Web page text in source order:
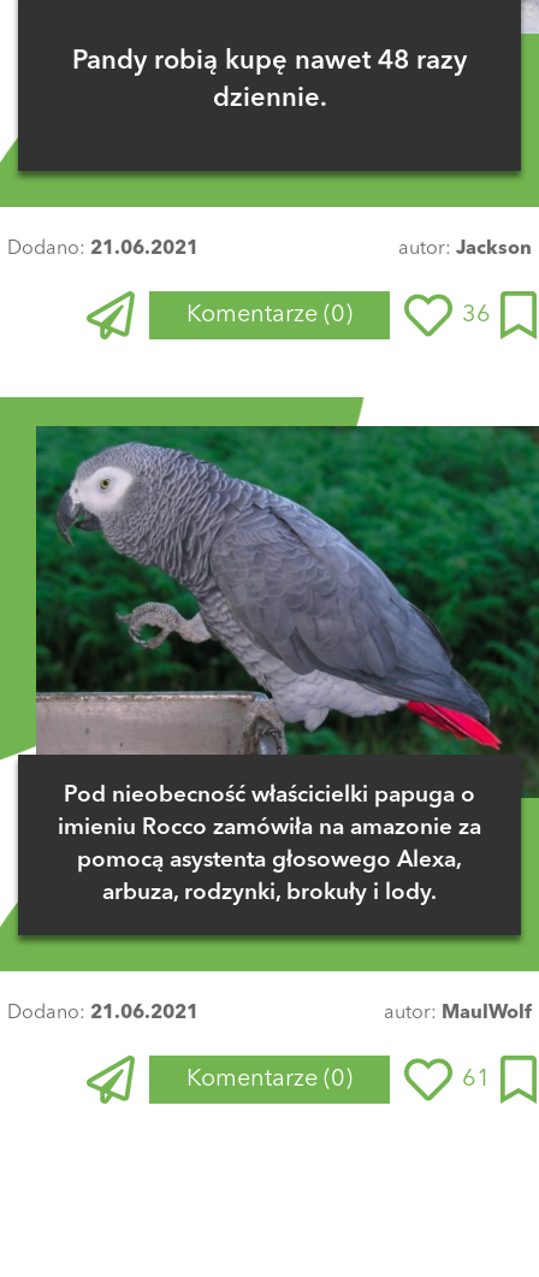
Pandy robią kupę nawet 48 razy
dziennie.
Dodano: 21.06.2021 autor: Jackson
Komentarze (0) 36
Pod nieobecność właścicielki papuga o
imieniu Rocco zamówiła na amazonie za
pomocą asystenta głosowego Alexa,
arbuza, rodzynki, brokuły i lody.
Dodano: 21.06.2021 autor: MaulWolf
Komentarze (0) 61